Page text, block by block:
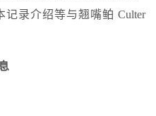
录介绍等与翘嘴鲌 Culter